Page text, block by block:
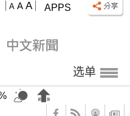
APPS
A A A
选单